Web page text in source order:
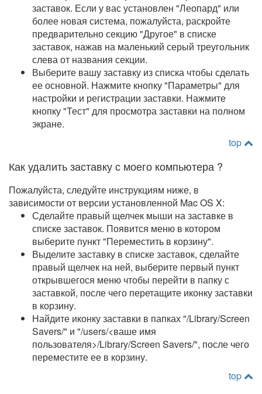
заставок. Если у вас установлен "Леопард" или
более новая система, пожалуйста, раскройте
предварительно секцию "Другое" в списке
заставок, нажав на маленький серый треугольник
слева от названия секции.
Выберите вашу заставку из списка чтобы сделать
ее основной. Нажмите кнопку "Параметры" для
настройки и регистрации заставки. Нажмите
кнопку "Тест" для просмотра заставки на полном
экране.
top
Как удалить заставку с моего компьютера ?
Пожалуйста, следуйте инструкциям ниже, в
зависимости от версии установленной Mac OS X:
Сделайте правый щелчек мыши на заставке в
списке заставок. Появится меню в котором
выберите пункт "Переместить в корзину".
Выделите заставку в списке заставок, сделайте
правый щелчек на ней, выберите первый пункт
открывшегося меню чтобы перейти в папку с
заставкой, после чего перетащите иконку заставки
в корзину.
Найдите иконку заставки в папках "/Library/Screen
Savers/" и "/users/<ваше имя
пользователя>/Library/Screen Savers/", после чего
переместите ее в корзину.
top